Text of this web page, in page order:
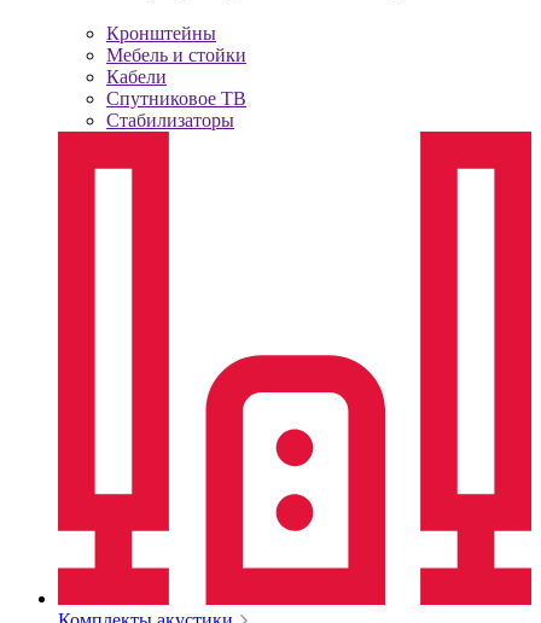
Кронштейны
Мебель и стойки
Кабели
Спутниковое ТВ
Стабилизаторы